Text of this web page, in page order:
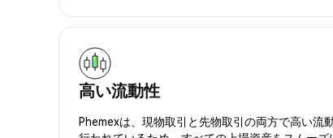
高い流動性
Phemexは、現物取引と先物取引の両方で高い流